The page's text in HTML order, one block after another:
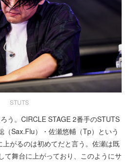
STUTS
う。CIRCLE STAGE 2番手のSTUTS
（Sax.Flu）・佐瀬悠輔（Tp）という
がるのは初めてだと言う。佐瀬は既
て舞台に上がっており、このようにサ